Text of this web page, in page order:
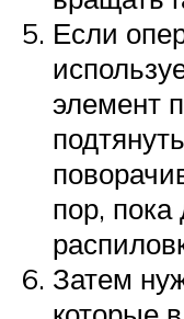
Если
элемент
пор, пока
Затем